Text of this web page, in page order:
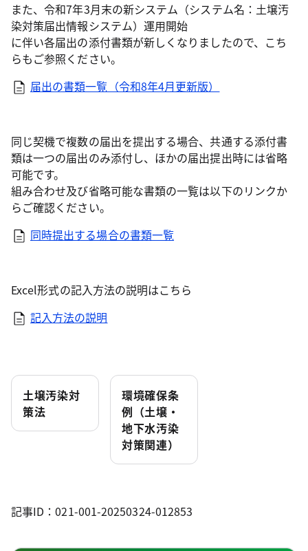
また、令和7年3月末の新システム（システム名：土壌汚
染対策届出情報システム）運用開始
に伴い各届出の添付書類が新しくなりましたので、こち
らもご参照ください。
届出の書類一覧（令和8年4月更新版）
同じ契機で複数の届出を提出する場合、共通する添付書
類は一つの届出のみ添付し、ほかの届出提出時には省略
可能です。
組み合わせ及び省略可能な書類の一覧は以下のリンクか
らご確認ください。
同時提出する場合の書類一覧
Excel形式の記入方法の説明はこちら
記入方法の説明
土壌汚染対
策法
環境確保条
例（土壌・
地下水汚染
対策関連）
記事ID：021-001-20250324-012853